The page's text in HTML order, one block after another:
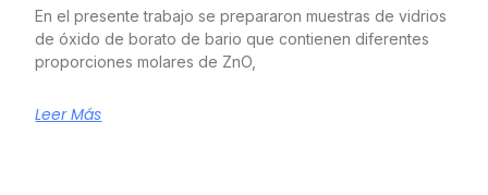
En el presente trabajo se prepararon muestras de vidrios
de óxido de borato de bario que contienen diferentes
proporciones molares de ZnO,
Leer Más